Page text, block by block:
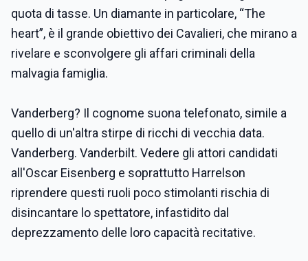
quota di tasse. Un diamante in particolare, “The
heart”, è il grande obiettivo dei Cavalieri, che mirano a
rivelare e sconvolgere gli affari criminali della
malvagia famiglia.
Vanderberg? Il cognome suona telefonato, simile a
quello di un'altra stirpe di ricchi di vecchia data.
Vanderberg. Vanderbilt. Vedere gli attori candidati
all'Oscar Eisenberg e soprattutto Harrelson
riprendere questi ruoli poco stimolanti rischia di
disincantare lo spettatore, infastidito dal
deprezzamento delle loro capacità recitative.